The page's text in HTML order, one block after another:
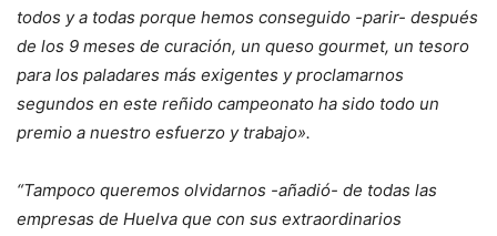
todos y a todas porque hemos conseguido -parir- después
de los 9 meses de curación, un queso gourmet, un tesoro
para los paladares más exigentes y proclamarnos
segundos en este reñido campeonato ha sido todo un
premio a nuestro esfuerzo y trabajo».
“Tampoco queremos olvidarnos -añadió- de todas las
empresas de Huelva que con sus extraordinarios